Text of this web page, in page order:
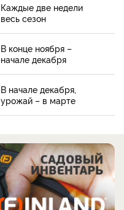
Каждые две недели
весь сезон
В конце ноября –
начале декабря
В начале декабря,
урожай – в марте